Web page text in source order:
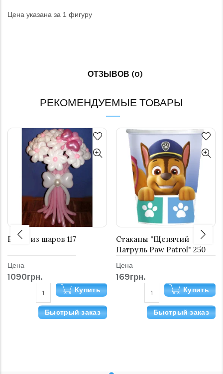
Цена указана за 1 фигуру
ОТЗЫВОВ (0)
РЕКОМЕНДУЕМЫЕ ТОВАРЫ
Букет из шаров 117
Цена
1090грн.
Купить
Быстрый заказ
Стаканы "Щенячий
Патруль Paw Patrol" 250
Цена
169грн.
Купить
Быстрый заказ